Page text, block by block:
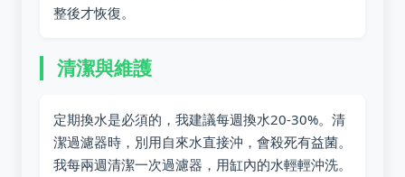
整後才恢復。
清潔與維護
定期換水是必須的，我建議每週換水20-30%。清
潔過濾器時，別用自來水直接沖，會殺死有益菌。
我每兩週清潔一次過濾器，用缸內的水輕輕沖洗。